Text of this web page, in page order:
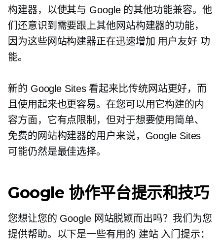
构建器，以使其与 Google 的其他功能兼容。他
们还意识到需要跟上其他网站构建器的功能，
因为这些网站构建器正在迅速增加 用户友好 功
能。
新的 Google Sites 看起来比传统网站更好，而
且使用起来也更容易。在您可以用它构建的内
容方面，它有点限制，但对于想要使用简单、
免费的网站构建器的用户来说，Google Sites
可能仍然是最佳选择。
Google 协作平台提示和技巧
您想让您的 Google 网站脱颖而出吗？我们为您
提供帮助。以下是一些有用的 建站入门提示：